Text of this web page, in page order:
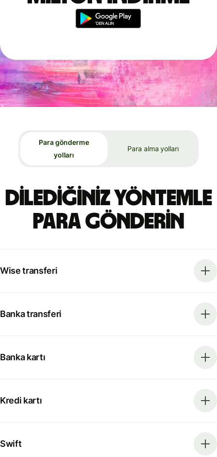
Para gönderme
yolları
Para alma yolları
Dilediğiniz yöntemle
para gönderin
Wise transferi
Banka transferi
Banka kartı
Kredi kartı
Swift